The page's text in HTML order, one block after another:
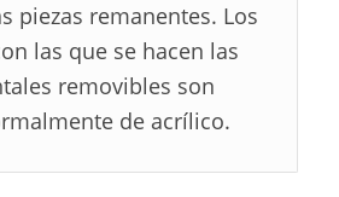
piezas remanentes. Los
las que se hacen las
removibles son
de acrílico.